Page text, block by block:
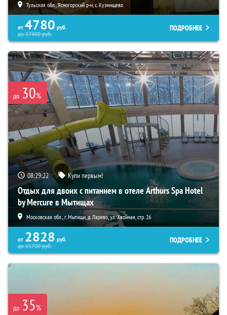
Тульская обл., Ясногорский р-н, с. Кузмищево
от 4780 руб.
до57400руб.
ПОДРОБНЕЕ
до 30%
08:29:20 Купи первым!
Отдых для двоих с питанием в отеле Arthurs Spa Hotel
by Mercure в Мытищах
Московская обл., г. Мытищи, д. Ларево, ул. Хвойная, стр. 26
от 2828 руб.
до65700руб.
ПОДРОБНЕЕ
до 35%